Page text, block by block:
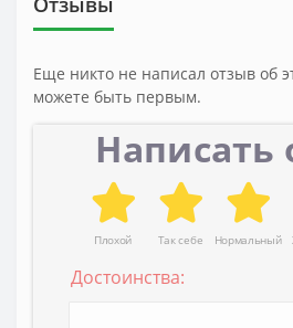
Еще никто не написал отзыв об
можете быть первым.
Написать
Плохой Так себе Нормальный
Достоинства: